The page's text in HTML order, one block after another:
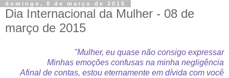
domingo, 8 de março de 2015
Dia Internacional da Mulher - 08 de
março de 2015
"Mulher, eu quase não consigo expressar
Minhas emoções confusas na minha negligência
Afinal de contas, estou eternamente em dívida com você